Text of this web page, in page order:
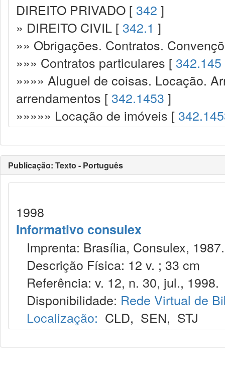
DIREITO PRIVADO [ 342 ]
» DIREITO CIVIL [ 342.1 ]
»» Obrigações. Contratos.
»»» Contratos particulares [ 342.145
»»»» Aluguel de coisas. Locação.
arrendamentos [ 342.1453 ]
»»»»» Locação de imóveis [
Publicação: Texto - Português
1998
Informativo consulex
Imprenta: Brasília, Consulex, 1987.
Descrição Física: 12 v. ; 33 cm
Referência: v. 12, n. 30, jul., 1998.
Disponibilidade: Rede Virtual de
Localização: CLD, SEN, STJ